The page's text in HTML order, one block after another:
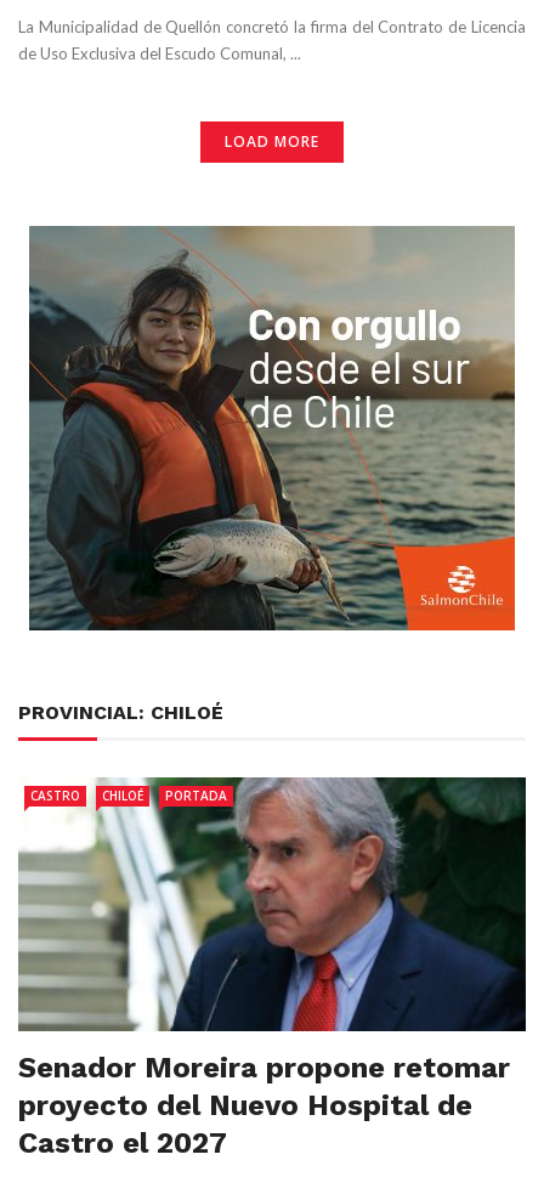
La Municipalidad de Quellón concretó la firma del Contrato de Licencia
de Uso Exclusiva del Escudo Comunal, ...
LOAD MORE
PROVINCIAL: CHILOÉ
CASTRO CHILOÉ PORTADA
Senador Moreira propone retomar
proyecto del Nuevo Hospital de
Castro el 2027